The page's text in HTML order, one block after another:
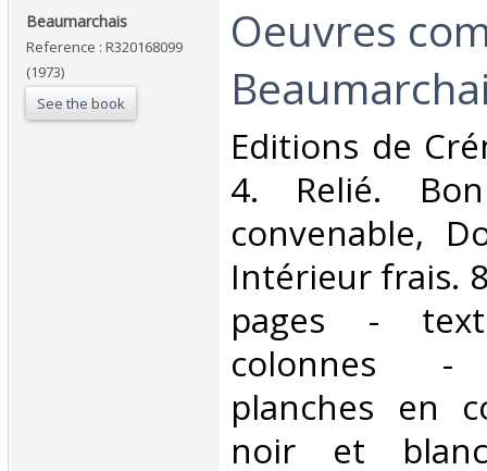
‎Beaumarchais‎
Reference : R320168099
(1973)
See the book
‎Oeuvres
‎Editions de
4. Relié.
convenable,
Intérieur frais.
pages -
colonnes -
planches en
noir et